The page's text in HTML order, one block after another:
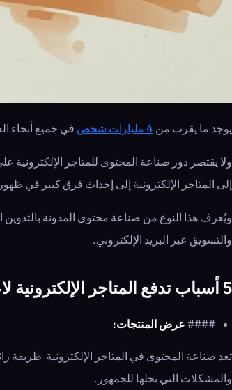
يوجد ما يقرب من 4 مليارات شخص في جميع أنحاء
ولا يقتصر دور صناعة المحتوى للمتاجر
إلى المتاجر الإلكترونية إلى إحداث فرق كبير في
ويُعرف هذا النوع من صناعة محتوى المدونة بالتدوين
والتسويق عبر البريد الإلكتروني.
5 أسباب تدفع المتاجر الإلكترونية لاعتماد صناعة المحتوى في إستراتيجية التسويق
#### عرض المنتجات:
تعد صناعة المحتوى في المتاجر الإلكترونية طريقة
والمشكلات التي تحلها للجمهور.